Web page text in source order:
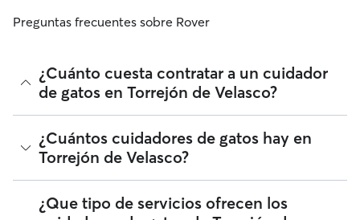
Preguntas frecuentes sobre Rover
¿Cuánto cuesta contratar a un cuidador
de gatos en Torrejón de Velasco?
Los cuidadores de gatos de Rover tienen plena libertad para
fijar sus tarifas. El coste medio de un cuidador de gatos en
Torrejón de Velasco en Rover en agosto 2026 fue de
alrededor de 12 por noche, incluyendo las tarifas de servicio
cambiar en función de la personalización de tu reserva para
¿Cuántos cuidadores de gatos hay en
Torrejón de Velasco?
A fecha de agosto 2026, hay 1.095 cuidadores de gatos en
Torrejón de Velasco. Puedes filtrar, clasificar, ampliar el
¿Que tipo de servicios ofrecen los